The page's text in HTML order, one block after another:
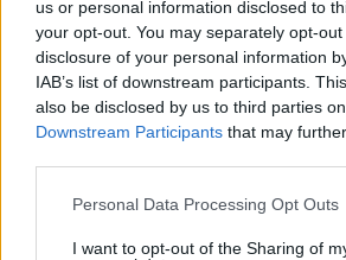
us or personal information disclosed to
your opt-out. You may separately opt-
disclosure of your personal information
IAB’s list of downstream participants.
also be disclosed by us to third parties
Downstream Participants that may
Personal Data Processing Opt Outs
I want to opt-out of the Sharing of